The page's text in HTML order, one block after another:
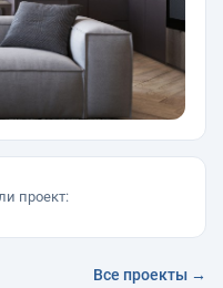
проект:
Все проекты →